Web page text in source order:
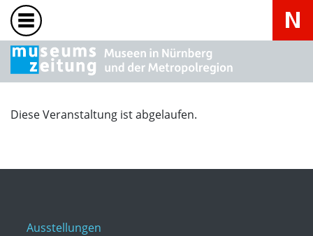
Diese Veranstaltung ist abgelaufen.
Ausstellungen